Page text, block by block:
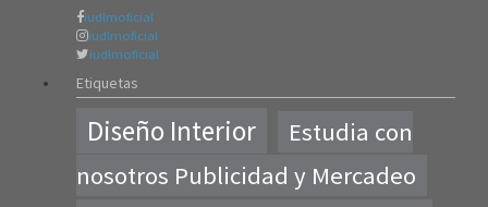
iudlmoficial
iudlmoficial
iudlmoficial
Etiquetas
Diseño Interior
Estudia con
nosotros Publicidad y Mercadeo